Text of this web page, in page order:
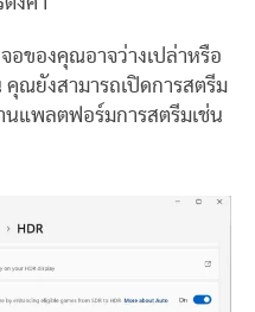
อของคุณอาจว่างเปล่าหรือ
ณยังสามารถเปิดการสตรีม
นแพลตฟอร์มการสตรีมเช่น